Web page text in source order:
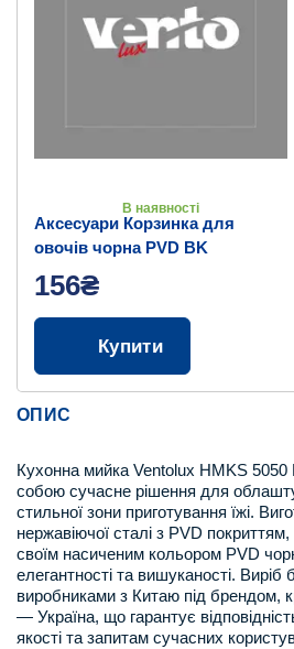
В наявності
Аксесуари Корзинка для
овочів чорна PVD BK
156₴
Купити
ОПИС
Кухонна мийка Ventolux HMKS
собою сучасне рішення для
стильної зони приготування їжі.
нержавіючої сталі з PVD
своїм насиченим кольором PVD
елегантності та вишуканості. Виріб
виробниками з Китаю під брендом,
— Україна, що гарантує
якості та запитам сучасних